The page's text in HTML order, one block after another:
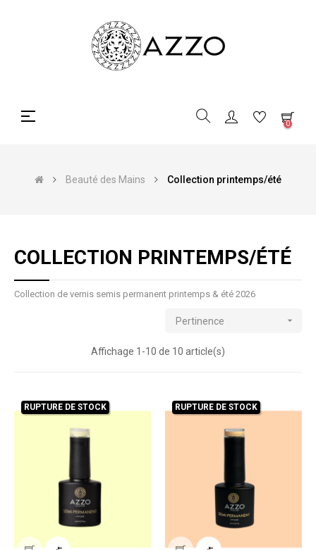
Basculer
☰ 0
Beauté des Mains Collection printemps/été
COLLECTION PRINTEMPS/ÉTÉ
Collection de vernis semis permanent printemps & été 2026
Pertinence 
Affichage 1-10 de 10 article(s)
RUPTURE DE STOCK RUPTURE DE STOCK